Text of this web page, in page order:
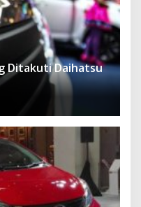
Ditakuti Daihatsu